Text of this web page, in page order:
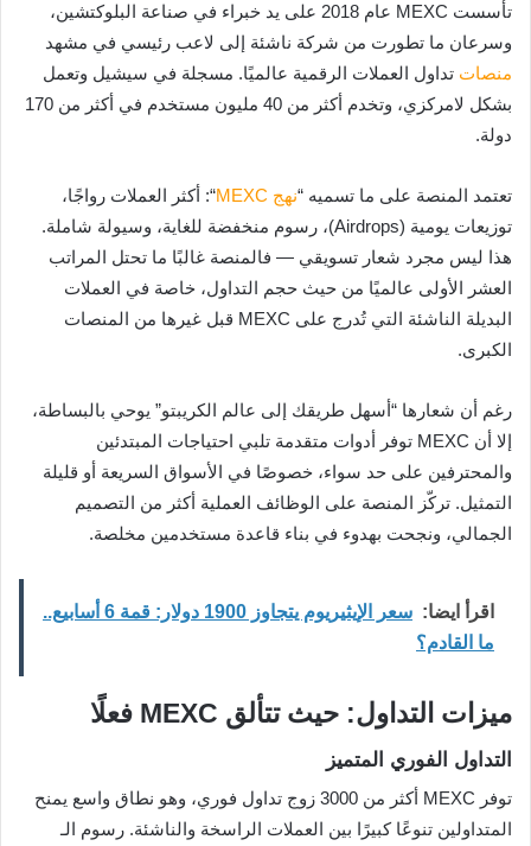
تأسست MEXC عام 2018 على يد خبراء في صناعة البلوكتشين،
وسرعان ما تطورت من شركة ناشئة إلى لاعب رئيسي في مشهد
منصات تداول العملات الرقمية عالميًا. مسجلة في سيشيل وتعمل
بشكل لامركزي، وتخدم أكثر من 40 مليون مستخدم في أكثر من 170
دولة.
تعتمد المنصة على ما تسميه “نهج MEXC
“: أكثر العملات رواجًا،
توزيعات يومية (Airdrops)، رسوم منخفضة للغاية، وسيولة شاملة.
هذا ليس مجرد شعار تسويقي — فالمنصة غالبًا ما تحتل المراتب
العشر الأولى عالميًا من حيث حجم التداول، خاصة في العملات
البديلة الناشئة التي تُدرج على MEXC قبل غيرها من المنصات
الكبرى.
رغم أن شعارها “أسهل طريقك إلى عالم الكريبتو” يوحي بالبساطة،
إلا أن MEXC توفر أدوات متقدمة تلبي احتياجات المبتدئين
والمحترفين على حد سواء، خصوصًا في الأسواق السريعة أو قليلة
التمثيل. تركّز المنصة على الوظائف العملية أكثر من التصميم
الجمالي، ونجحت بهدوء في بناء قاعدة مستخدمين مخلصة.
اقرأ ايضا:
سعر الإيثيريوم يتجاوز 1900 دولار: قمة 6 أسابيع..
ما القادم؟
ميزات التداول: حيث تتألق MEXC فعلًا
التداول الفوري المتميز
توفر MEXC أكثر من 3000 زوج تداول فوري، وهو نطاق واسع يمنح
المتداولين تنوعًا كبيرًا بين العملات الراسخة والناشئة. رسوم الـ